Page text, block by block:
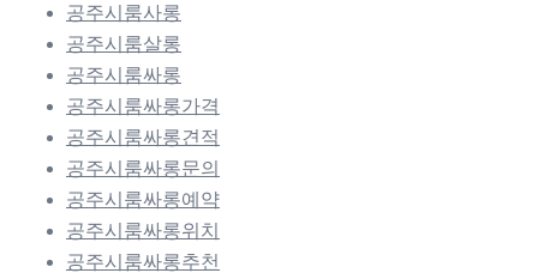
공주시룸사롱
공주시룸살롱
공주시룸싸롱
공주시룸싸롱가격
공주시룸싸롱견적
공주시룸싸롱문의
공주시룸싸롱예약
공주시룸싸롱위치
공주시룸싸롱추천